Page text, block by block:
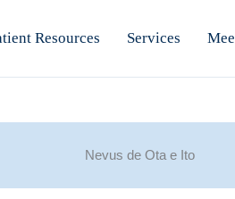
Resources Services
Nevus de Ota e Ito